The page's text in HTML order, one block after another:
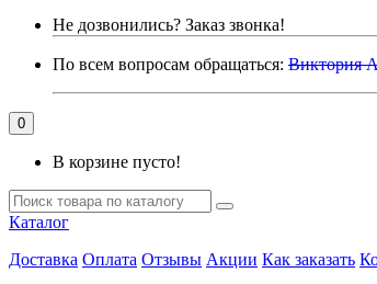
Не дозвонились? Заказ звонка!
По всем вопросам обращаться: Виктория
0
В корзине пусто!
Каталог
Доставка Оплата Отзывы Акции Как заказать